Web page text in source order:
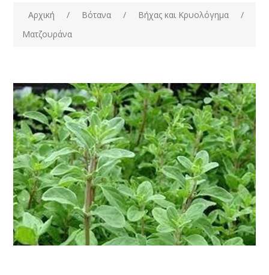
Αρχική / Βότανα / Βήχας και Κρυολόγημα
/
Ματζουράνα